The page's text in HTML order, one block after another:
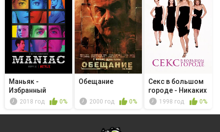
Маньяк -
Избранный
2018 год 0%
Обещание
2000 год 0%
Секс в большом
городе - Никаких
если,...
1998 год 0%